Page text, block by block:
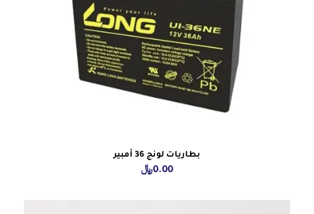
بطاريات لونج 36 أمبير
0.00﷼